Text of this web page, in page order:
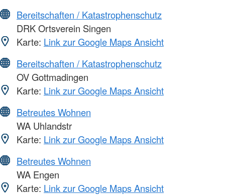
Bereitschaften / Katastrophenschutz
DRK Ortsverein Singen
Karte: Link zur Google Maps Ansicht
Bereitschaften / Katastrophenschutz
OV Gottmadingen
Karte: Link zur Google Maps Ansicht
Betreutes Wohnen
WA Uhlandstr
Karte: Link zur Google Maps Ansicht
Betreutes Wohnen
WA Engen
Karte: Link zur Google Maps Ansicht